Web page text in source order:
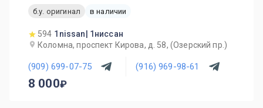
б.у. оригинал
в наличии
594 1nissan| 1ниссан
Коломна, проспект Кирова, д. 58, (Озерский пр.)
(909) 699-07-75 (916) 969-98-61
8 000